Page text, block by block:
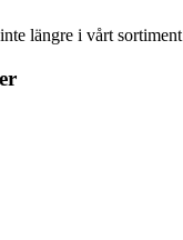
längre i vårt sortiment